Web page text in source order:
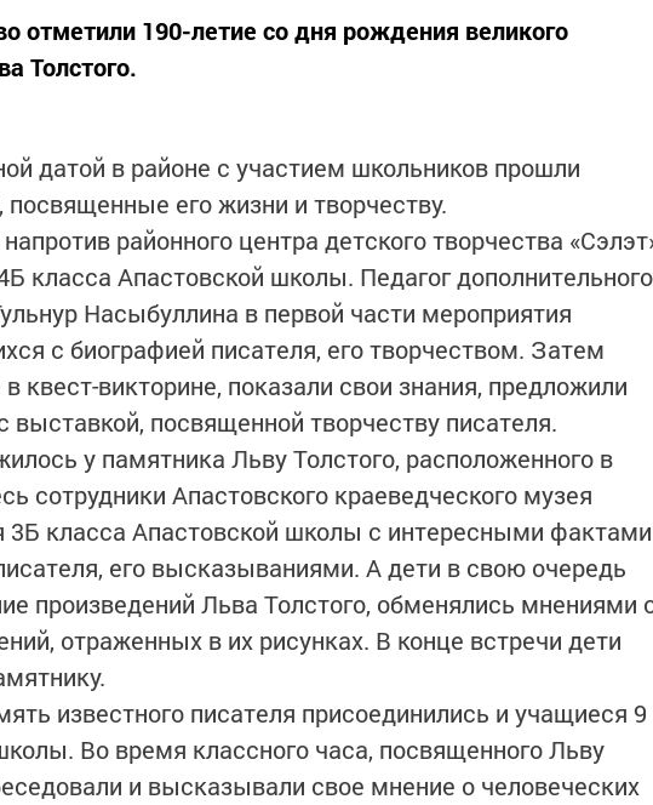
отметили 190-летие со дня рождения великого
Толстого.
датой в районе с участием школьников прошли
его жизни и творчеству.
районного центра детского творчества
класса Апастовской школы. Педагог дополнительного
Насыбуллина в первой части мероприятия
с биографией писателя, его творчеством. Затем
квест-викторине, показали свои знания, предложили
выставкой, посвященной творчеству писателя.
у памятника Льву Толстого, расположенного в
сотрудники Апастовского краеведческого музея
3Б класса Апастовской школы с интересными фактами
его высказываниями. А дети в свою очередь
произведений Льва Толстого, обменялись мнениями
отраженных в их рисунках. В конце встречи дети
известного писателя присоединились и учащиеся 9
Во время классного часа, посвященного Льву
и высказывали свое мнение о человеческих